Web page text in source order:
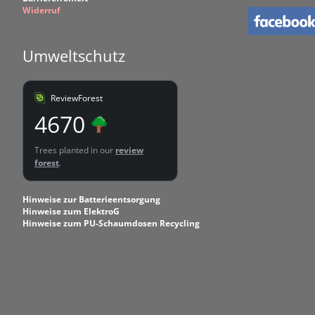
Widerruf
Umweltschutz
ReviewForest
4670
Trees planted in our review
forest.
Hinweise zur Batterieentsorgung
Hinweise zum ElektroG
Hinweise zum PU-Schaumdosen Recycling